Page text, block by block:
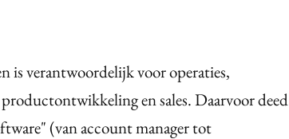
is verantwoordelijk voor operaties,
en sales. Daarvoor deed
(van account manager tot